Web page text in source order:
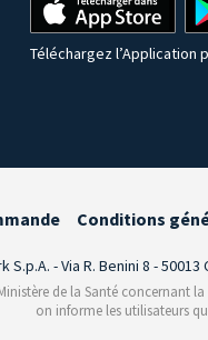
Téléchargez l’Application
Conditions
S.p.A. - Via R. Benini 8 - 50013
de la Santé concernant
on informe les utilisateurs